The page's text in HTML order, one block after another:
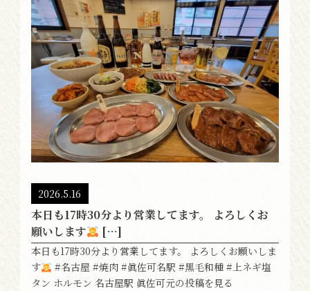
2026.5.16
本日も17時30分より営業してます。 よろしくお
願いします
[…]
本日も17時30分より営業してます。 よろしくお願いしま
す
#名古屋 #焼肉 #眞佐可名駅 #黒毛和種 #上ネギ塩
タン ホルモン 名古屋駅 眞佐可元の投稿を見る